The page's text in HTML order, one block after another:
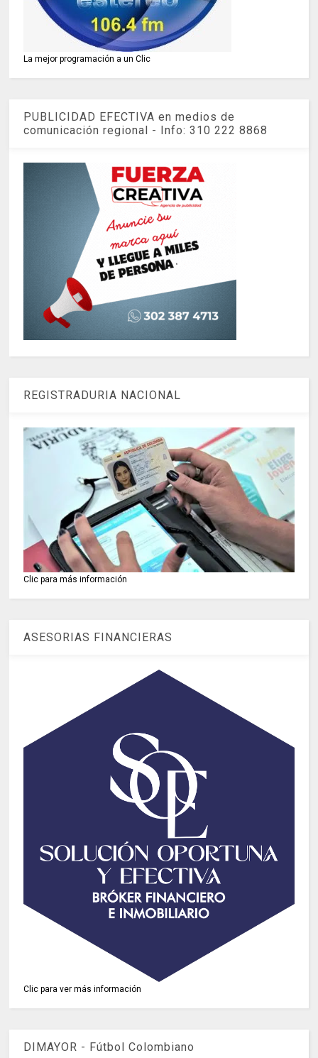
La mejor programación a un Clic
PUBLICIDAD EFECTIVA en medios de
comunicación regional - Info: 310 222 8868
REGISTRADURIA NACIONAL
Clic para más información
ASESORIAS FINANCIERAS
Clic para ver más información
DIMAYOR - Fútbol Colombiano